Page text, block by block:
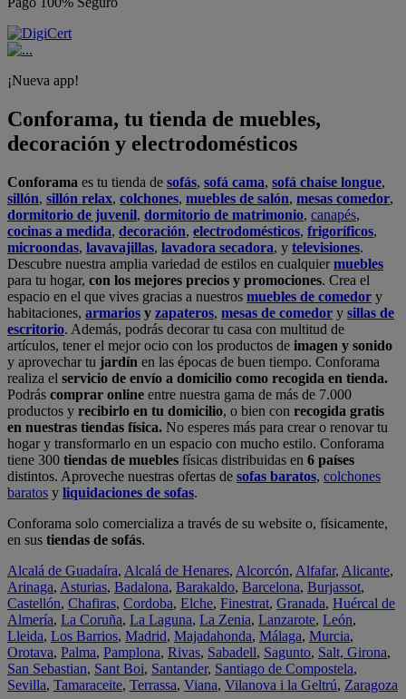
Descubre nuestra amplia variedad de estilos en cualquier
para tu hogar,
espacio en el que vives gracias a nuestros
habitaciones,
escritorio. Además, podrás decorar tu casa con multitud de
artículos, tener el mejor ocio con los productos de
y aprovechar tu
en las épocas de buen tiempo. Conforama
realiza elservicio de envío a domicilio como recogida en tienda.
Podráscomprar onlineentre nuestra gama de más de 7.000
recibirlo en tu domicilio
No esperes más para crear o renovar tu
hogar y transformarlo en un espacio con mucho estilo. Conforama
tiene 300tiendas de mueblesfísicas distribuidas en6 países
distintos. Aproveche nuestras ofertas desofas baratos,colchones
baratosyliquidaciones de sofas.
Conforama solo comercializa a través de su website o, físicamente,
en sus tiendas de sofás.
Alcalá de Guadaíra,Alcalá de Henares,Alcorcón,Alfafar ,Alicante,
Arinaga,Asturias,Badalona,Barakaldo,Barcelona,Burjassot
Castellón ,Chafiras,Cordoba,Elche ,Finestrat, Granada,Huércal de
Almería,La Coruña,La Laguna,La Zenia,Lanzarote ,León,
Lleida,Los Barrios,Madrid, Majadahonda,Málaga,Murcia,
Orotava,Palma, Pamplona,Rivas,Sabadell ,Sagunto, Salt, Girona
San Sebastian,Sant Boi, Santander,Santiago de Compostela,
Sevilla,Tamaraceite,Terrassa, Viana,Vilanova i la Geltrú,Zaragoza
Ver más >>
© Conforama Términos y Condiciones Política de privacidad
Política de cookies Configuración de Cookies